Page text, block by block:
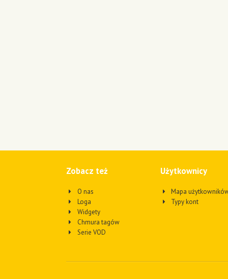
Zobacz też
O nas
Loga
Widgety
Chmura tagów
Serie VOD
Użytkownicy
Mapa
Typy kont